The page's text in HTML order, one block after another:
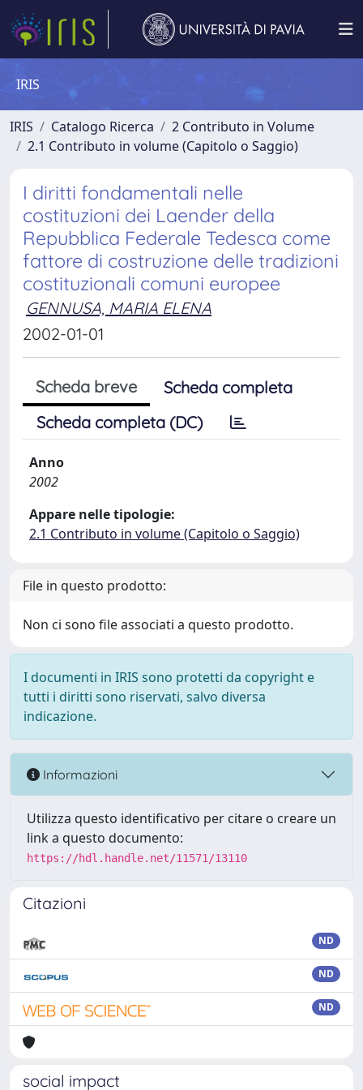
IRIS
IRIS Catalogo Ricerca
2 Contributo in Volume
2.1 Contributo in volume (Capitolo o Saggio)
I diritti fondamentali nelle
costituzioni dei Laender della
Repubblica Federale Tedesca come
fattore di costruzione delle tradizioni
costituzionali comuni europee
GENNUSA, MARIA ELENA
2002-01-01
Scheda breve
Scheda completa
Scheda completa (DC)
Anno
2002
Appare nelle tipologie:
2.1 Contributo in volume (Capitolo o Saggio)
File in questo prodotto:
Non ci sono file associati a questo prodotto.
I documenti in IRIS sono protetti da copyright e
tutti i diritti sono riservati, salvo diversa
indicazione.
Informazioni
Utilizza questo identificativo per citare o creare un
link a questo documento:
https://hdl.handle.net/11571/13110
Citazioni
ND
ND
ND
social impact